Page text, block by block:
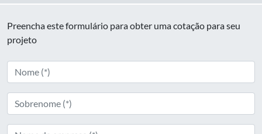
Preencha este formulário para obter uma cotação para seu
projeto